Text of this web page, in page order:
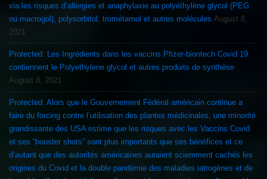
via les risques d’allergies et anaphylaxie au polyéthylène glycol (PEG
ou macrogol), polysorbitol, trométamol et autres molécules August 8,
2021
Protected: Les Ingrédients dans les vaccins Pfizer-biontech Covid 19
contiennent le Polyethylene glycol et autres produits de synthèse
August 8, 2021
Protected: Alors que le Gouvernement Fédéral américain continue a
faire du forcing contre l’utilisation des plantes médicinales, une minorité
grandissante des USA estime que les risques avec les Vaccins Covid
et ses “booster shots” sont plus importants que ses bénéfices et ce
d’autant que des autorités américaines auraient sciemment cachés les
origines du Covid et la double pandémie des maladies iatrogènes et de